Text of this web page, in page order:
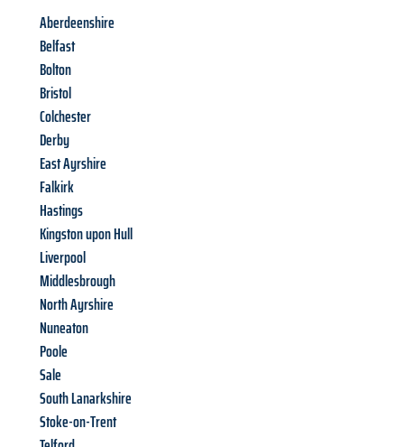
Aberdeenshire
Belfast
Bolton
Bristol
Colchester
Derby
East Ayrshire
Falkirk
Hastings
Kingston upon Hull
Liverpool
Middlesbrough
North Ayrshire
Nuneaton
Poole
Sale
South Lanarkshire
Stoke-on-Trent